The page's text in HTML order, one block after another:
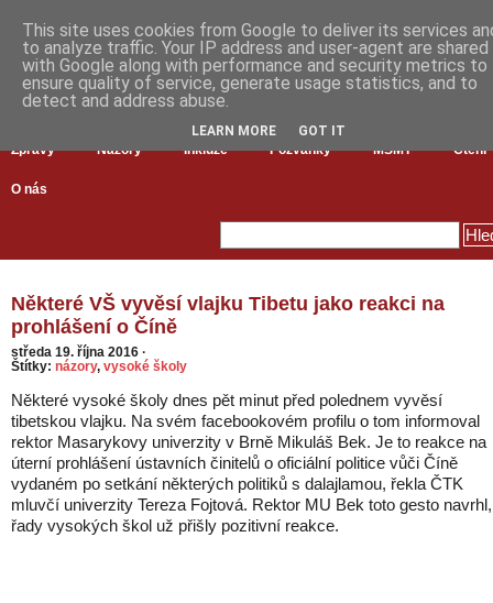
Zprávy Názory Inkluze Pozvánky MŠMT Čtení
O nás
Některé VŠ vyvěsí vlajku Tibetu jako reakci na
prohlášení o Číně
středa 19. října 2016 ·
Štítky: názory, vysoké školy
Některé vysoké školy dnes pět minut před polednem vyvěsí
tibetskou vlajku. Na svém facebookovém profilu o tom informoval
rektor Masarykovy univerzity v Brně Mikuláš Bek. Je to reakce na
úterní prohlášení ústavních činitelů o oficiální politice vůči Číně
vydaném po setkání některých politiků s dalajlamou, řekla ČTK
mluvčí univerzity Tereza Fojtová. Rektor MU Bek toto gesto
řady vysokých škol už přišly pozitivní reakce.
This site uses cookies from Google to deliver its services
to analyze traffic. Your IP address and user-agent are shared
with Google along with performance and security metrics to
ensure quality of service, generate usage statistics, and to
detect and address abuse.
LEARN MORE GOT IT